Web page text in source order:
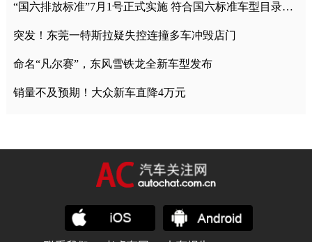
“国六排放标准”7月1号正式实施 符合国六标准车型目录一览
突发！东莞一特斯拉疑失控连撞多车冲毁店门
命名“凡尔赛”，东风雪铁龙全新车型发布
销量不及预期！大众新车直降4万元